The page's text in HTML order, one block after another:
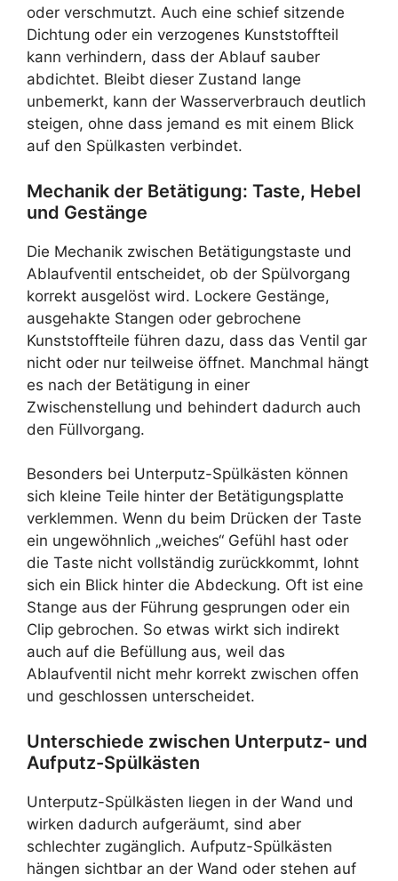
oder verschmutzt. Auch eine schief sitzende
Dichtung oder ein verzogenes Kunststoffteil
kann verhindern, dass der Ablauf sauber
abdichtet. Bleibt dieser Zustand lange
unbemerkt, kann der Wasserverbrauch deutlich
steigen, ohne dass jemand es mit einem Blick
auf den Spülkasten verbindet.
Mechanik der Betätigung: Taste, Hebel
und Gestänge
Die Mechanik zwischen Betätigungstaste und
Ablaufventil entscheidet, ob der Spülvorgang
korrekt ausgelöst wird. Lockere Gestänge,
ausgehakte Stangen oder gebrochene
Kunststoffteile führen dazu, dass das Ventil gar
nicht oder nur teilweise öffnet. Manchmal hängt
es nach der Betätigung in einer
Zwischenstellung und behindert dadurch auch
den Füllvorgang.
Besonders bei Unterputz-Spülkästen können
sich kleine Teile hinter der Betätigungsplatte
verklemmen. Wenn du beim Drücken der Taste
ein ungewöhnlich „weiches“ Gefühl hast oder
die Taste nicht vollständig zurückkommt, lohnt
sich ein Blick hinter die Abdeckung. Oft ist eine
Stange aus der Führung gesprungen oder ein
Clip gebrochen. So etwas wirkt sich indirekt
auch auf die Befüllung aus, weil das
Ablaufventil nicht mehr korrekt zwischen offen
und geschlossen unterscheidet.
Unterschiede zwischen Unterputz- und
Aufputz-Spülkästen
Unterputz-Spülkästen liegen in der Wand und
wirken dadurch aufgeräumt, sind aber
schlechter zugänglich. Aufputz-Spülkästen
hängen sichtbar an der Wand oder stehen auf